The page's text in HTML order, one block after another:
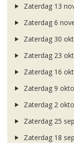
Zaterdag 13
Zaterdag 6
Zaterdag 30
Zaterdag 23
Zaterdag 16
Zaterdag 9
Zaterdag 2
Zaterdag 25
Zaterdag 18